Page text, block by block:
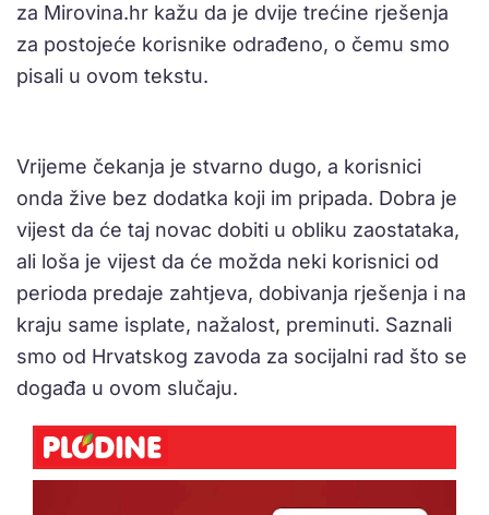
za Mirovina.hr kažu da je dvije trećine rješenja
za postojeće korisnike odrađeno, o čemu smo
pisali u ovom tekstu.
Vrijeme čekanja je stvarno dugo, a korisnici
onda žive bez dodatka koji im pripada. Dobra je
vijest da će taj novac dobiti u obliku zaostataka,
ali loša je vijest da će možda neki korisnici od
perioda predaje zahtjeva, dobivanja rješenja i na
kraju same isplate, nažalost, preminuti. Saznali
smo od Hrvatskog zavoda za socijalni rad što se
događa u ovom slučaju.